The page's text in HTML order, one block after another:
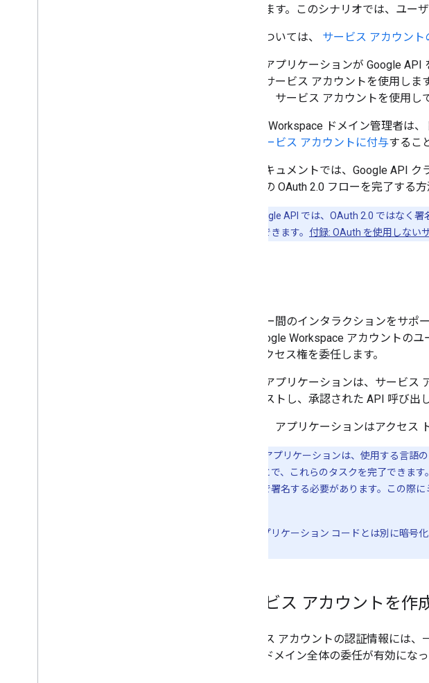
を指します。このシナリオでは、ユー
詳細については、 サービス アカウン
通常、アプリケーションが Google
ョンはサービス アカウントを使用し
ョンは、サービス アカウントを使用し
Google Workspace ドメイン管理者は
限をサービス アカウントに付与するこ
このドキュメントでは、Google API
バー間の OAuth 2.0 フローを完了する
一部の Google API では、OAuth 2.0 ではなく
エストを節約できます。 付録: OAuth を使用しない
サーバー間のインタラクションをサ
す。Google Workspace アカウントの
体のアクセス権を委任します。
次に、アプリケーションは、サービス
リクエストし、承認された API 呼び出
最後に、アプリケーションはアクセス
アプリケーションは、使用する言語
り取りすることで、これらのタスクを完了できま
作成して暗号で署名する必要があります。この際
そのため、アプリケーション コードとは別に暗号
サービス アカウントを作
サービス アカウントの認証情報には
ます。ドメイン全体の委任が有効にな